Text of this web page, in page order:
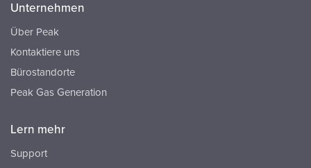
Unternehmen
Über Peak
Kontaktiere uns
Bürostandorte
Peak Gas Generation
Lern mehr
Support